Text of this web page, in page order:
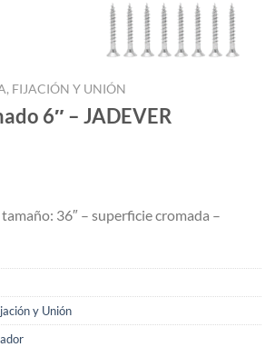
FIJACIÓN Y UNIÓN
6″ – JADEVER
36″ – superficie cromada –
y Unión